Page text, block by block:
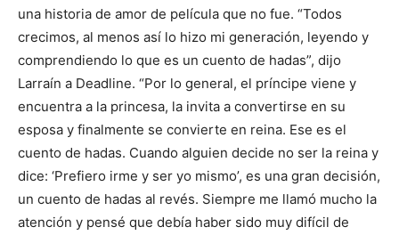
una historia de amor de película que no fue. “Todos
crecimos, al menos así lo hizo mi generación, leyendo y
comprendiendo lo que es un cuento de hadas”, dijo
Larraín a Deadline. “Por lo general, el príncipe viene y
encuentra a la princesa, la invita a convertirse en su
esposa y finalmente se convierte en reina. Ese es el
cuento de hadas. Cuando alguien decide no ser la reina y
dice: ‘Prefiero irme y ser yo mismo’, es una gran decisión,
un cuento de hadas al revés. Siempre me llamó mucho la
atención y pensé que debía haber sido muy difícil de